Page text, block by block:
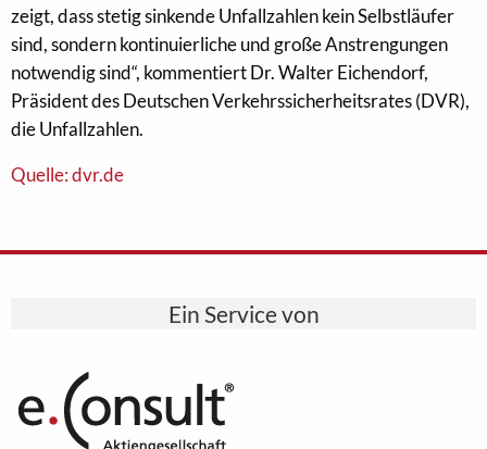
zeigt, dass stetig sinkende Unfallzahlen kein Selbstläufer
sind, sondern kontinuierliche und große Anstrengungen
notwendig sind“, kommentiert Dr. Walter Eichendorf,
Präsident des Deutschen Verkehrssicherheitsrates (DVR),
die Unfallzahlen.
Quelle: dvr.de
Ein Service von